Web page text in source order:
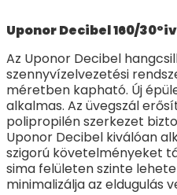
Uponor Decibel 160/30°iv
Az Uponor Decibel
szennyvízelvezetési
méretben kapható. Új
alkalmas. Az üvegszál
polipropilén szerkezet
Uponor Decibel kiválóan
szigorú követelményeket
sima felületen szinte
minimalizálja az eldugulás